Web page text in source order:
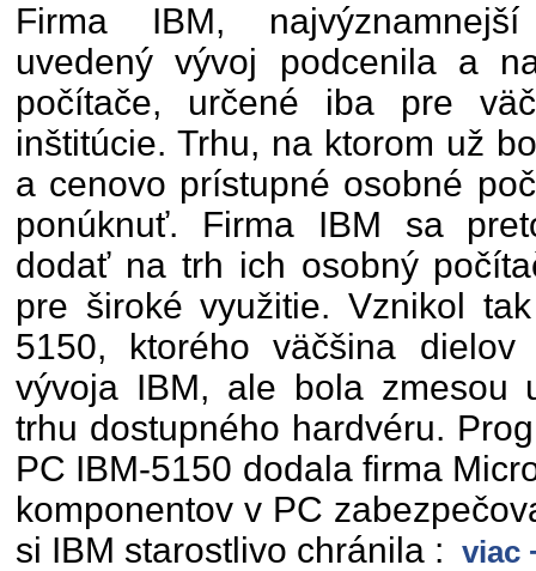
Firma IBM,
uvedený vývoj podcenila a
počítače, určené iba pre
inštitúcie. Trhu, na ktorom už
a cenovo prístupné osobné
ponúknuť. Firma IBM sa
dodať na trh ich osobný
pre široké využitie. Vznikol
5150, ktorého väčšina
vývoja IBM, ale bola zmesou
trhu dostupného hardvéru.
PC IBM-5150 dodala firma
komponentov v PC
si IBM starostlivo chránila :
viac